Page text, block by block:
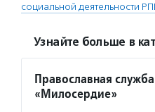
социальной деятельности
Узнайте больше в
Православная
«Милосердие»